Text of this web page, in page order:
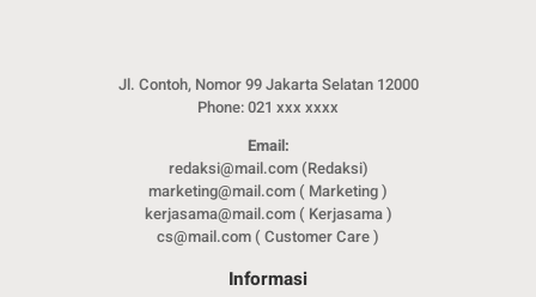
Jl. Contoh, Nomor 99 Jakarta Selatan 12000
Phone: 021 xxx xxxx
Email:
redaksi@mail.com (Redaksi)
marketing@mail.com ( Marketing )
kerjasama@mail.com ( Kerjasama )
cs@mail.com ( Customer Care )
Informasi